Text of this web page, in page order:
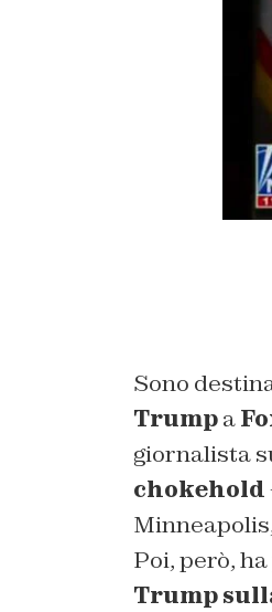
Sono
Trumpa
giornalista
chokehold
Poi, però,
Trump